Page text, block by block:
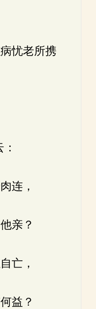
忧老所携
连，
亲？
亡，
益？